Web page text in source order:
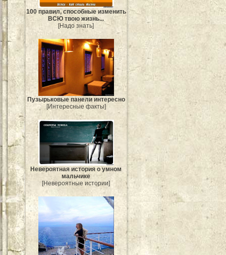
100 правил, способные изменить
ВСЮ твою жизнь...
[Надо знать]
Пузырьковые панели интересно
[Интересные факты]
Невероятная история о умном
мальчике
[Невероятные истории]